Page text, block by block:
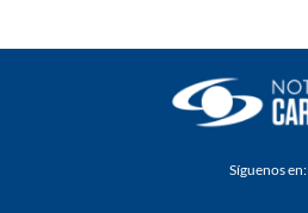
Síguenos en: